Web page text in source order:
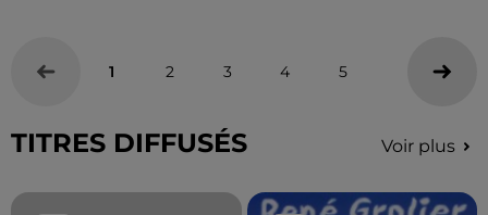
1 2 3 4 5
TITRES DIFFUSÉS Voir plus